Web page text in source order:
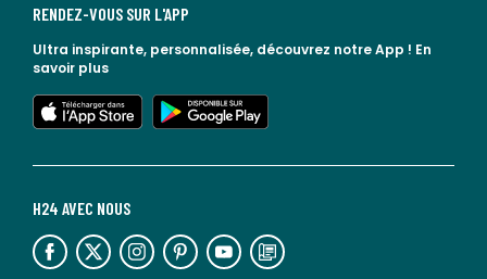
H24 AVEC NOUS
lien vers l'espace réseaux sociaux lien vers l'espace réseaux sociaux lien vers l'espace réseaux sociaux lien vers l'espace réseaux sociaux lien vers l'espace réseaux sociaux lien vers le blog la redoute
RENDEZ-VOUS SUR L'APP
Ultra inspirante, personnalisée, découvrez notre App ! En
savoir plus
lien vers l'app store
lien vers google play